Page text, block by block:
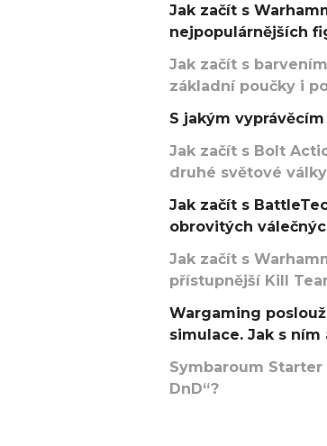
Jak začít s
nejpopulárnějších
Jak začít s
základní poučky i
S jakým
Jak začít s Bolt
druhé světové války
Jak začít s
obrovitých
Jak začít s
přístupnější Kill
Wargaming
simulace. Jak s ním
Symbaroum Starter
DnD“?